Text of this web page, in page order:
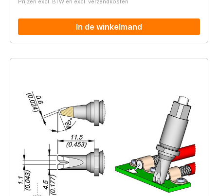
In de winkelmand